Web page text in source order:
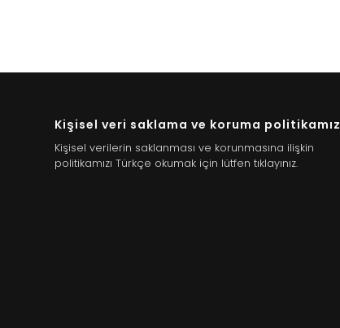
Kişisel veri saklama ve koruma politikamız
Kişisel verilerin saklanması ve korunmasına ilişkin
politikamızı Türkçe okumak için lütfen tıklayınız.